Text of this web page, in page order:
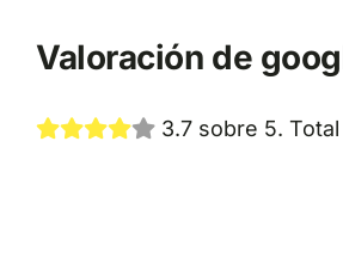
Valoración de
3.7 sobre 5.